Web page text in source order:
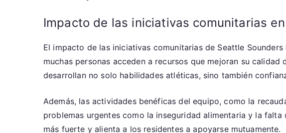
Impacto de las iniciativas comunitarias
El impacto de las iniciativas comunitarias de Seattle
muchas personas acceden a recursos que mejoran su
desarrollan no solo habilidades atléticas, sino también
Además, las actividades benéficas del equipo, como la
problemas urgentes como la inseguridad alimentaria y la
más fuerte y alienta a los residentes a apoyarse mutuamente.